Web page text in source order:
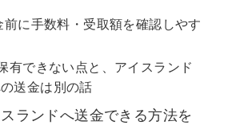
に手数料・受取額を確認しやす
有できない点と、アイスランド
送金は別の話
ランドへ送金できる方法を